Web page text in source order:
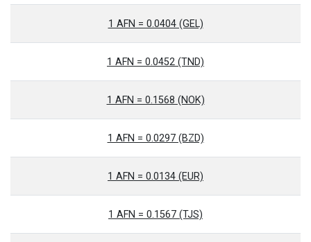
1 AFN = 0.0404 (GEL)
1 AFN = 0.0452 (TND)
1 AFN = 0.1568 (NOK)
1 AFN = 0.0297 (BZD)
1 AFN = 0.0134 (EUR)
1 AFN = 0.1567 (TJS)